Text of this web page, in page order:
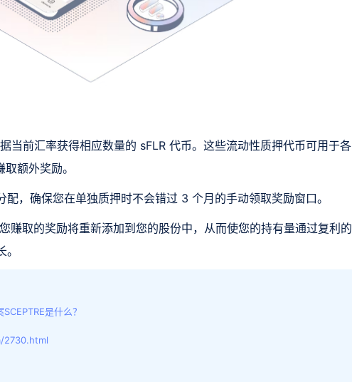
当前汇率获得相应数量的 sFLR 代币。这些流动性质押代币可用于各
额外奖励。
，确保您在单独质押时不会错过 3 个月的手动领取奖励窗口。
赚取的奖励将重新添加到您的股份中，从而使您的持有量通过复利的
是什么？
2730.html